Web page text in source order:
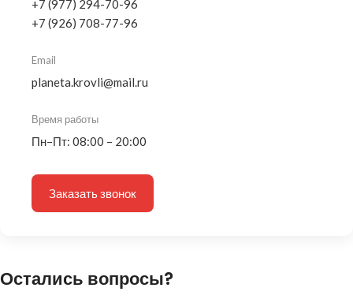
+7 (977) 294-70-96
+7 (926) 708-77-96
Email
planeta.krovli@mail.ru
Время работы
Пн–Пт: 08:00 – 20:00
Заказать звонок
Остались вопросы?